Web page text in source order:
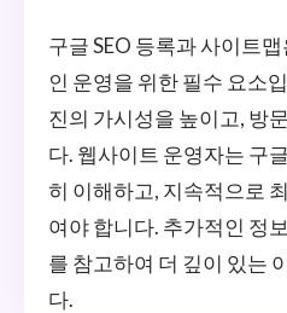
구글 SEO 등록과 사이트
인 운영을 위한 필수 요소
진의 가시성을 높이고, 방
다. 웹사이트 운영자는 구
히 이해하고, 지속적으로
여야 합니다. 추가적인 정
를 참고하여 더 깊이 있는
다.